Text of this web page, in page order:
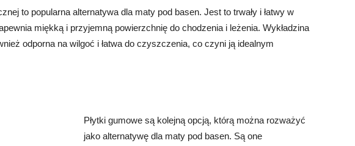
to popularna alternatywa dla maty pod basen. Jest to trwały i łatwy w
miękką i przyjemną powierzchnię do chodzenia i leżenia. Wykładzina
odporna na wilgoć i łatwa do czyszczenia, co czyni ją idealnym
Płytki gumowe są kolejną opcją, którą można rozważyć
jako alternatywę dla maty pod basen. Są one